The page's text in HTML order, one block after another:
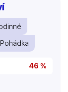
bohů a
kultů.
Pohádka
46 %